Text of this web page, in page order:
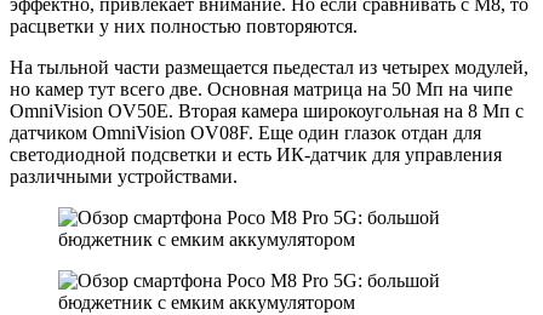
эффектно, привлекает внимание. Но если сравнивать с М8, то
расцветки у них полностью повторяются.
На тыльной части размещается пьедестал из четырех модулей,
но камер тут всего две. Основная матрица на 50 Мп на чипе
OmniVision OV50E. Вторая камера широкоугольная на 8 Мп с
датчиком OmniVision OV08F. Еще один глазок отдан для
светодиодной подсветки и есть ИК-датчик для управления
различными устройствами.